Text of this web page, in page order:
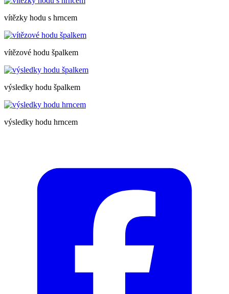
vítězky hodu s hrncem
vítězové hodu špalkem
výsledky hodu špalkem
výsledky hodu hrncem